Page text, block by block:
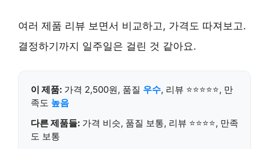
여러 제품 리뷰 보면서 비교하고, 가격도 따져보고.
결정하기까지 일주일은 걸린 것 같아요.
이 제품: 가격 2,500원, 품질 우수, 리뷰 ⭐⭐⭐⭐⭐, 만
족도 높음
다른 제품들: 가격 비슷, 품질 보통, 리뷰 ⭐⭐⭐⭐, 만족
도 보통